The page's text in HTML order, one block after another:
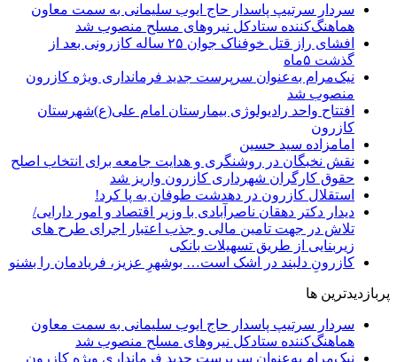
سردار سرتیپ پاسدار حاج ایوب سلیمانی به سمت معاون
هماهنگ‌کننده ستادکل نیروهای مسلح منصوب شد
افشای راز قتل خوفناک جوان ۲۵ ساله کازرونی بعد از
گذشت ۵ماه
نیک‌مرام به‌عنوان سرپرست جدید فرمانداری ویژه کازرون
منصوب شد
افتتاح واحد رادیولوژی بیمارستان امام علی(ع)شهرستان
کازرون
امامزاده سید حسین
نقش نخبگان در روشنگری و هدایت‌ جامعه برای انتخاب اصلح
حقوق کارگران شهرداری کازرون واریز شد
استقلال کازرون در دهدشت طوفان به پا کرد!
دیدار دکتر دهقان ناصرآبادی با وزیر اقتصاد و امور دارایی/
تلاش در جهت تامین مالی و جذب اعتبار اجرای طرح های
زیربنایی از طریق تسهیلات بانکی
کازرونِ دلبند در اشک است… بوشهرِ عزیز، فریادمان را بشنو
پربازدیدترین ها
سردار سرتیپ پاسدار حاج ایوب سلیمانی به سمت معاون
هماهنگ‌کننده ستادکل نیروهای مسلح منصوب شد
نیک‌مرام به‌عنوان سرپرست جدید فرمانداری ویژه کازرون